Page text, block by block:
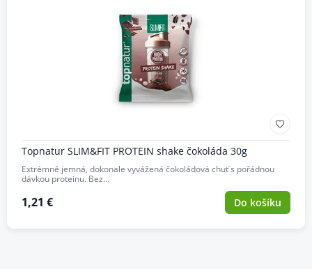
Topnatur SLIM&FIT PROTEIN shake čokoláda 30g
Extrémně jemná, dokonale vyvážená čokoládová chuť s pořádnou
dávkou proteinu. Bez…
1,21 € Do košíku